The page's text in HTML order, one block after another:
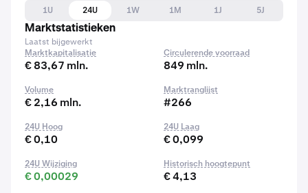
1U 24U 1W 1M 1J
5J
Marktstatistieken
Laatst bijgewerkt
Marktkapitalisatie
€ 83,67 mln.
Circulerende voorraad
849 mln.
Volume
€ 2,16 mln.
Marktranglijst
#266
24U Hoog
€ 0,10
24U Laag
€ 0,099
24U Wijziging
€ 0,00029
Historisch hoogtepunt
€ 4,13